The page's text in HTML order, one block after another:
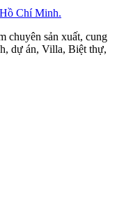
Chí Minh.
chuyên sản xuất, cung
dự án, Villa, Biệt thự,